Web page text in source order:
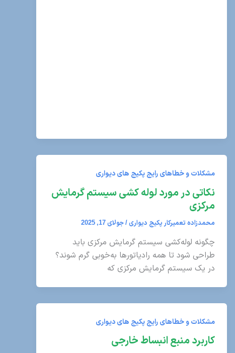
مشکلات و خطاهای رایج پکیج های دیواری
نکاتی در مورد لوله کشی سیستم گرمایش
مرکزی
محمدزاده تعمیرکار پکیج دیواری/جولای 17, 2025
چگونه لوله‌کشی سیستم گرمایش مرکزی باید
طراحی شود تا همه رادیاتورها به‌خوبی گرم شوند؟
در یک سیستم گرمایش مرکزی که
مشکلات و خطاهای رایج پکیج های دیواری
کاربرد منبع انبساط خارجی